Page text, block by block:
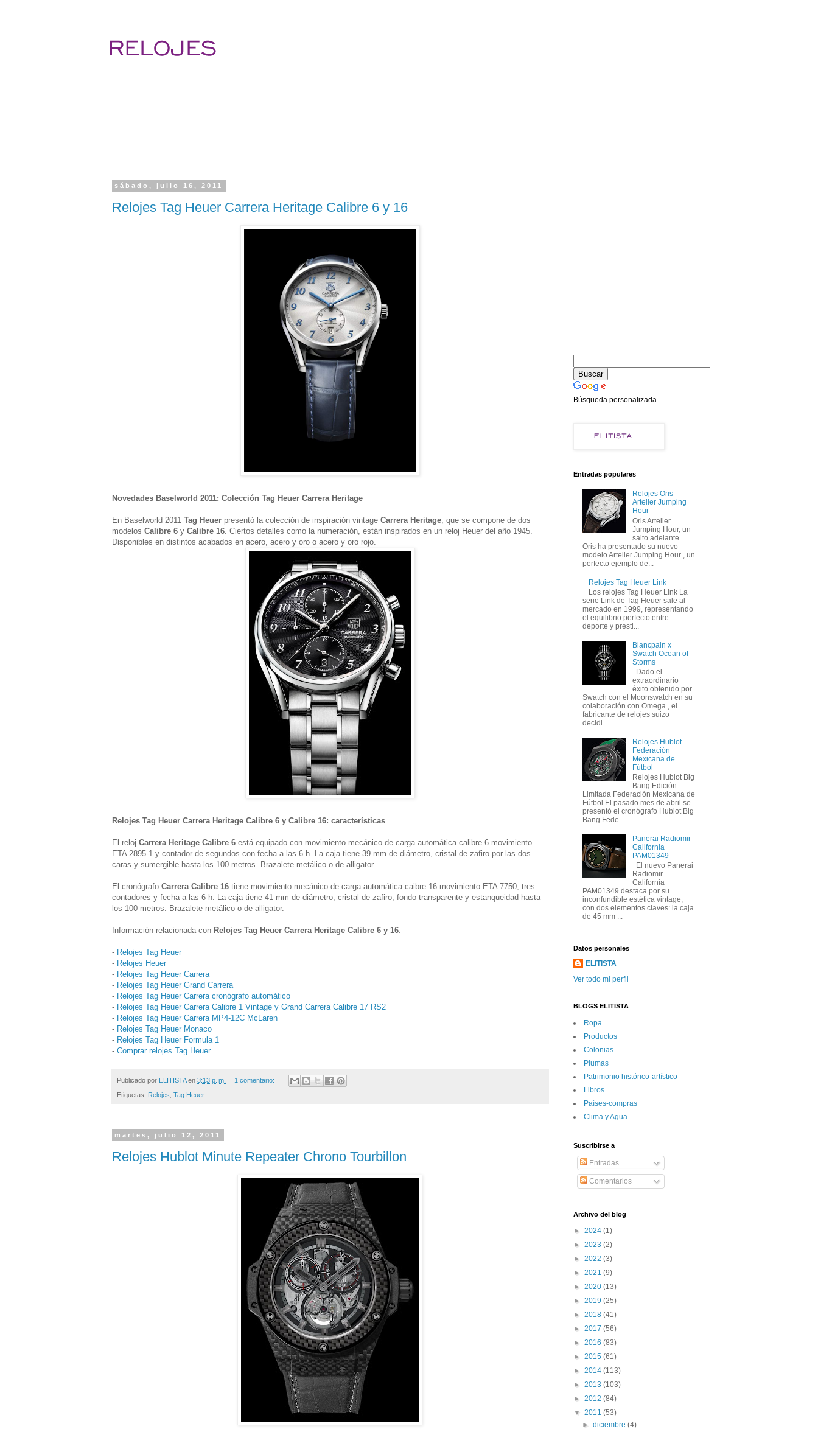
sábado, julio 16, 2011
Relojes Tag Heuer Carrera Heritage Calibre 6 y 16
Novedades Baselworld 2011: Colección Tag Heuer Carrera Heritage
En Baselworld 2011 Tag Heuer presentó la colección de inspiración vintage Carrera Heritage , que se compone de dos
modelos Calibre 6 y Calibre 16 . Ciertos detalles como la numeración, están inspirados en un reloj Heuer del año 1945.
Disponibles en distintos acabados en acero, acero y oro o acero y oro rojo.
Relojes Tag Heuer Carrera Heritage Calibre 6 y Calibre 16: características
El reloj Carrera Heritage Calibre 6 está equipado con movimiento mecánico de carga automática calibre 6 movimiento
ETA 2895-1 y contador de segundos con fecha a las 6 h. La caja tiene 39 mm de diámetro, cristal de zafiro por las dos
caras y sumergible hasta los 100 metros. Brazalete metálico o de alligator.
El cronógrafo Carrera Calibre 16 tiene movimiento mecánico de carga automática caibre 16 movimiento ETA 7750, tres
contadores y fecha a las 6 h. La caja tiene 41 mm de diámetro, cristal de zafiro, fondo transparente y estanqueidad hasta
los 100 metros. Brazalete metálico o de alligator.
Información relacionada con Relojes Tag Heuer Carrera Heritage Calibre 6 y 16:
- Relojes Tag Heuer
- Relojes Heuer
- Relojes Tag Heuer Carrera
- Relojes Tag Heuer Grand Carrera
- Relojes Tag Heuer Carrera cronógrafo automático
- Relojes Tag Heuer Carrera Calibre 1 Vintage y Grand Carrera Calibre 17 RS2
- Relojes Tag Heuer Carrera MP4-12C McLaren
- Relojes Tag Heuer Monaco
- Relojes Tag Heuer Formula 1
- Comprar relojes Tag Heuer
Publicado por ELITISTA en 3:13 p. m. 1 comentario:
Etiquetas: Relojes Tag Heuer
martes, julio 12, 2011
Relojes Hublot Minute Repeater Chrono Tourbillon
Búsqueda personalizada
Entradas populares
Relojes Oris
Artelier Jumping
Hour
Oris Artelier
Jumping Hour, un
salto adelante
Oris ha presentado su nuevo
modelo Artelier Jumping Hour , un
perfecto ejemplo de...
Relojes Tag Heuer Link
Los relojes Tag Heuer Link La
serie Link de Tag Heuer sale al
mercado en 1999, representando
el equilibrio perfecto entre
deporte y presti...
Blancpain x
Swatch Ocean of
Storms
Dado el
extraordinario
éxito obtenido por
Swatch con el Moonswatch en su
colaboración con Omega , el
fabricante de relojes suizo
decidi...
Relojes Hublot
Federación
Mexicana de
Fútbol
Relojes Hublot Big
Bang Edición
Limitada Federación Mexicana de
Fútbol El pasado mes de abril se
presentó el cronógrafo Hublot Big
Bang Fede...
Panerai Radiomir
California
PAM01349
El nuevo Panerai
Radiomir
California
PAM01349 destaca por su
inconfundible estética vintage,
con dos elementos claves: la caja
de 45 mm ...
Datos personales
ELITISTA
Ver todo mi perfil
BLOGS ELITISTA
Ropa
Productos
Colonias
Plumas
Patrimonio histórico-artí­stico
Libros
Paí­ses-compras
Clima y Agua
Suscribirse a
Entradas
Comentarios
Archivo del blog
► 2024 (1)
► 2023 (2)
► 2022 (3)
► 2021 (9)
► 2020 (13)
► 2019 (25)
► 2018 (41)
► 2017 (56)
► 2016 (83)
► 2015 (61)
► 2014 (113)
► 2013 (103)
► 2012 (84)
▼ 2011 (53)
►diciembre(4)